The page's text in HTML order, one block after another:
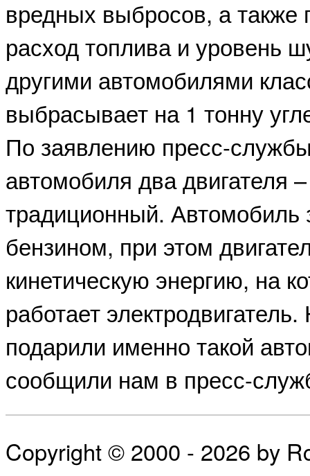
вредных выбросов, а также
расход топлива и уровень
другими автомобилями
выбрасывает на 1 тонну
По заявлению пресс-
автомобиля два двигателя
традиционный.
бензином, при этом
кинетическую энергию, на
работает
подарили именно такой
сообщили нам в пресс-
Copyright © 2000 - 2026 by